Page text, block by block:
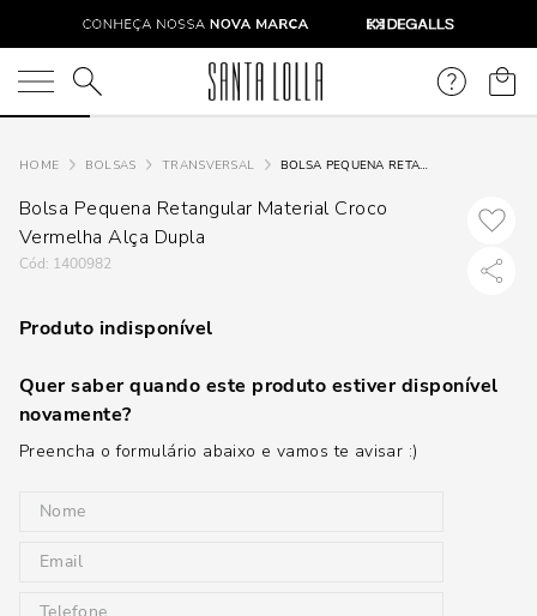
O que você está procurando?
BOLSAS TRANSVERSAL BOLSA PEQUENA RETANGULAR MATERIAL CROCO VERMELHA ALÇA DUPLA
Bolsa Pequena Retangular Material Croco
Vermelha Alça Dupla
: 1400982
Produto indisponível
Quer saber quando este produto estiver disponível
novamente?
Preencha o formulário abaixo e vamos te avisar :)